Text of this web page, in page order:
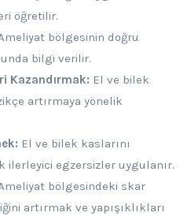
öğretilir.
bölgesinin doğru
bilgi verilir.
Kazandırmak: El ve bilek
artırmaya yönelik
El ve bilek kaslarını
ilerleyici egzersizler uygulanır.
bölgesindeki skar
artırmak ve yapışıklıkları